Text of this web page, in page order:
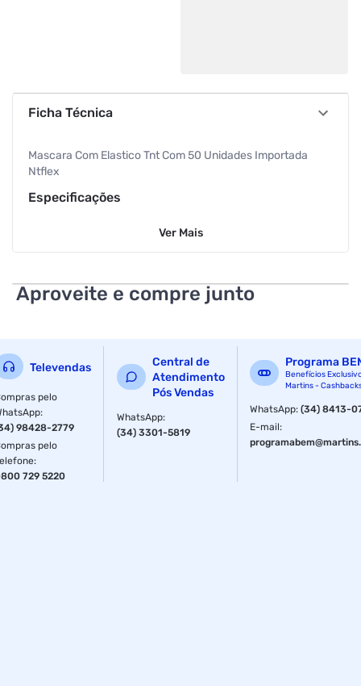
Ficha Técnica
Mascara Com Elastico Tnt Com 50 Unidades Importada
Ntflex
Especificações
Máscara
Ver Mais
Aproveite e compre junto
Televendas
pelo
:
98428-2779
pelo
:
729 5220
Central de
Atendimento
Pós Vendas
WhatsApp:
(34) 3301-5819
Programa
Benefícios
Martins -
WhatsApp:(34) 8413-
E-mail: